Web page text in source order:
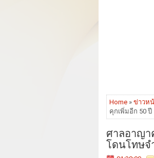
Home » ข่าวห
คุกเพิ่มอีก 50 ปี
ศาลอาญา
โดนโทษจ